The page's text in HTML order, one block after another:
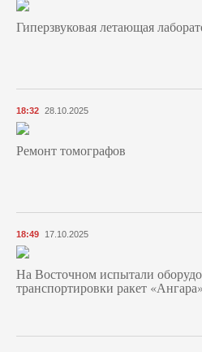
Гиперзвуковая летающая
18:32 28.10.2025
Ремонт томографов
18:49 17.10.2025
На Восточном испытали
транспортировки ракет